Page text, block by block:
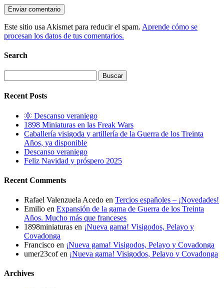
Este sitio usa Akismet para reducir el spam. Aprende cómo se
procesan los datos de tus comentarios.
Search
Recent Posts
🌞 Descanso veraniego
1898 Miniaturas en las Freak Wars
Caballería visigoda y artillería de la Guerra de los Treinta
Años, ya disponible
Descanso veraniego
Feliz Navidad y próspero 2025
Recent Comments
Rafael Valenzuela Acedo en Tercios españoles – ¡Novedades!
Emilio en Expansión de la gama de Guerra de los Treinta
Años. Mucho más que franceses
1898miniaturas en ¡Nueva gama! Visigodos, Pelayo y
Covadonga
Francisco en ¡Nueva gama! Visigodos, Pelayo y Covadonga
umer23cofen ¡Nueva gama! Visigodos, Pelayo y Covadonga
Archives